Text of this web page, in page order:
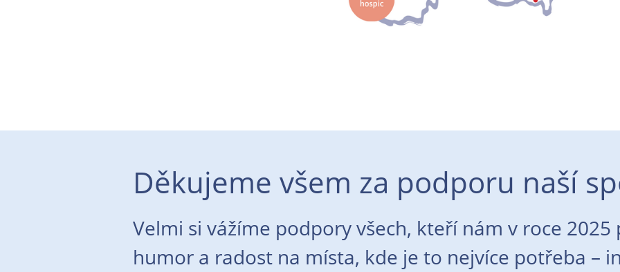
Děkujeme všem za podporu naší
Velmi si vážíme podpory všech, kteří nám v roce
humor a radost na místa, kde je to nejvíce potřeba –